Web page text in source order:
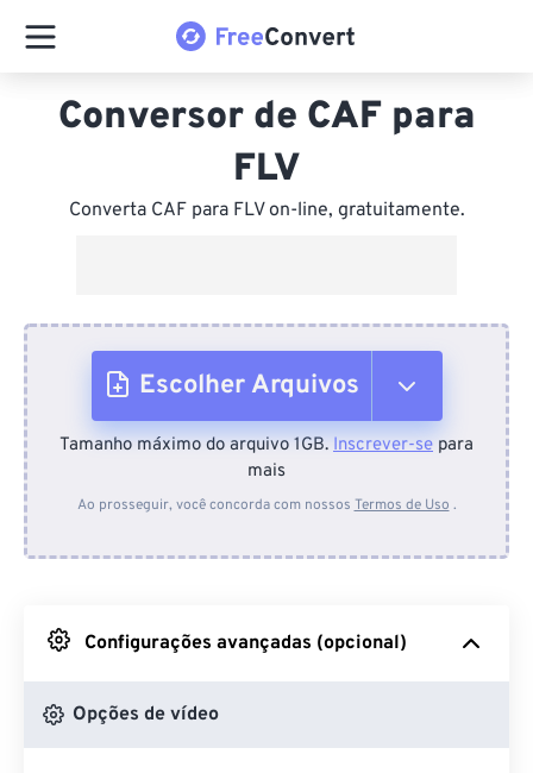
Conversor de CAF para
FLV
Converta CAF para FLV on-line, gratuitamente.
Escolher Arquivos
Do dispositivo
Do Google Drive
Do OneDrive
Tamanho máximo do arquivo 1GB. Inscrever-se para
mais
Ao prosseguir, você concorda com nossos Termos de Uso .
Configurações avançadas (opcional)
Opções de vídeo